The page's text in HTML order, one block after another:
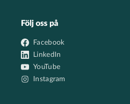
Följ oss på
Facebook
LinkedIn
YouTube
Instagram